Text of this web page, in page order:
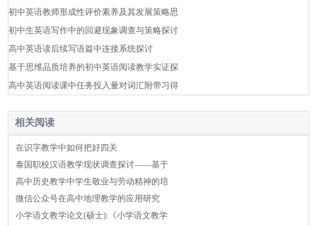
初中英语教师形成性评价素养及其发展策略思
初中生英语写作中的回避现象调查与策略探讨
高中英语读后续写语篇中连接系统探讨
基于思维品质培养的初中英语阅读教学实证探
高中英语阅读课中任务投入量对词汇附带习得
相关阅读
在识字教学中如何把好四关
泰国职校汉语教学现状调查探讨——基于
高中历史教学中学生敬业与劳动精神的培
微信公众号在高中地理教学的应用研究
小学语文教学论文(硕士):《小学语文教学